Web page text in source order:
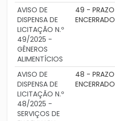
AVISO DE
DISPENSA DE
LICITAÇÃO N.º
49/2025 -
GÊNEROS
ALIMENTÍCIOS
49 - PRAZO
ENCERRADO
AVISO DE
DISPENSA DE
LICITAÇÃO N.º
48/2025 -
SERVIÇOS DE
48 - PRAZO
ENCERRADO